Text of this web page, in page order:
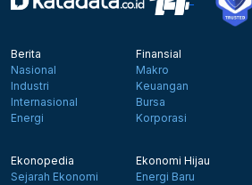
Berita
Nasional
Industri
Internasional
Energi
Finansial
Makro
Keuangan
Bursa
Korporasi
Ekonopedia
Sejarah Ekonomi
Ekonomi Hijau
Energi Baru